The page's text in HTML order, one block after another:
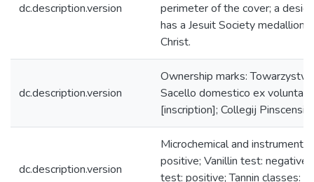
dc.description.version
perimeter of the cover; a
has a Jesuit Society medallion
Christ.
dc.description.version
Ownership marks:
Sacello domestico ex
[inscription]; Collegij
dc.description.version
Microchemical and
positive; Vanillin test:
test: positive; Tannin classes: